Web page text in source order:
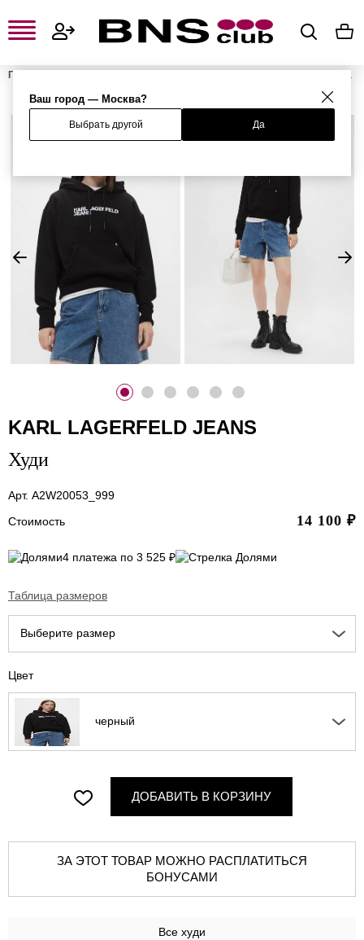
Ваш город — Москва?
Выбрать другой Да
Главная
Женская одежда
KARL LAGERFELD JEANS
Худи
Арт. A2W20053_999
Стоимость
14 100 ₽
4 платежа по 3 525 ₽
Таблица размеров
Выберите размер
Цвет
черный
ДОБАВИТЬ В КОРЗИНУ
ЗА ЭТОТ ТОВАР МОЖНО РАСПЛАТИТЬСЯ
БОНУСАМИ
Все худи